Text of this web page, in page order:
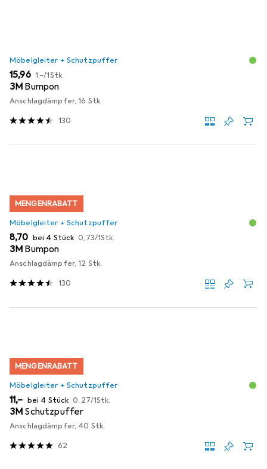
Möbelgleiter + Schutzpuffer
EUR
15,96 EUR
1,–/1Stk.
3M Bumpon
Anschlagdämpfer, 16 Stk.
130
MENGENRABATT
Möbelgleiter + Schutzpuffer
EUR
8,70 bei 4 Stück EUR
0,73/1Stk.
3M Bumpon
Anschlagdämpfer, 12 Stk.
130
MENGENRABATT
Möbelgleiter + Schutzpuffer
EUR
11,– bei 4 Stück EUR
0,27/1Stk.
3M Schutzpuffer
Anschlagdämpfer, 40 Stk.
62